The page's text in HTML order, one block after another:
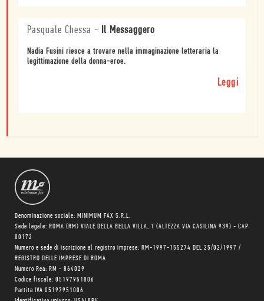
Pasquale Chessa - Il Messaggero
Nadia Fusini riesce a trovare nella immaginazione letteraria la
legittimazione della donna-eroe.
Leggi
Denominazione sociale: MINIMUM FAX S.R.L.
Sede legale: ROMA (RM) VIALE DELLA BELLA VILLA, 1 (ALTEZZA VIA CASILINA 939) - CAP
00172
Numero e sede di iscrizione al registro imprese: RM-1997-155274 DEL 25/02/1997 /
REGISTRO DELLE IMPRESE DI ROMA
Numero Rea: RM - 864029
Codice fiscale: 05197951006
Partita IVA 05197951006